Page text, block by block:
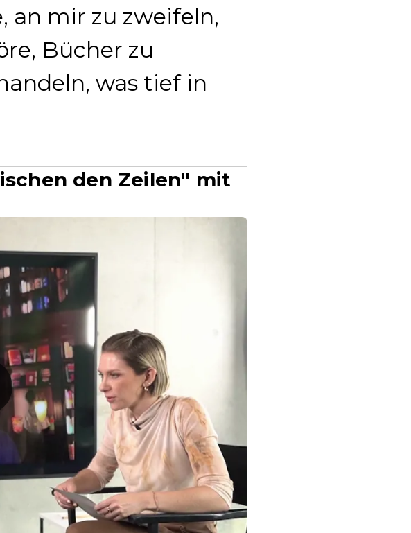
an mir zu zweifeln,
Bücher zu
was tief in
den Zeilen" mit